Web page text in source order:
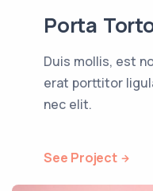
Porta
Duis mollis, est
erat porttitor
nec elit.
See Project